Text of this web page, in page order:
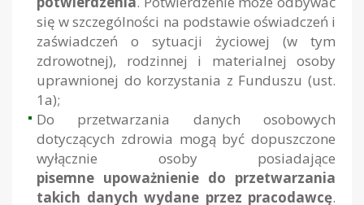
się w szczególności na podstawie oświadczeń i
zaświadczeń o sytuacji życiowej (w tym
zdrowotnej), rodzinnej i materialnej osoby
uprawnionej do korzystania z Funduszu (ust.
1a);
Do przetwarzania danych osobowych
dotyczących zdrowia mogą być dopuszczone
wyłącznie osoby posiadające
pisemne upoważnienie do przetwarzania
takich danych wydane przez pracodawcę.